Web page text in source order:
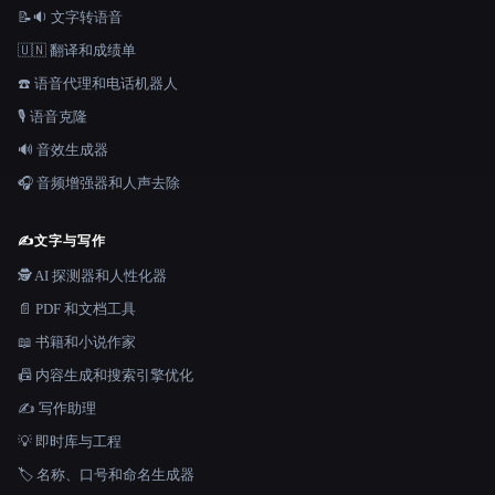
📝🔉 文字转语音
🇺🇳 翻译和成绩单
☎️ 语音代理和电话机器人
🎙️ 语音克隆
🔊 音效生成器
🎧 音频增强器和人声去除
✍️文字与写作
🕵️ AI 探测器和人性化器
📄 PDF 和文档工具
📖 书籍和小说作家
📠 内容生成和搜索引擎优化
✍️ 写作助理
💡 即时库与工程
🏷️ 名称、口号和命名生成器